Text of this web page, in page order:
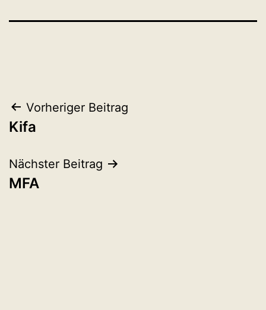
Beitragsnavigation
Vorheriger Beitrag
Kifa
Nächster Beitrag
MFA